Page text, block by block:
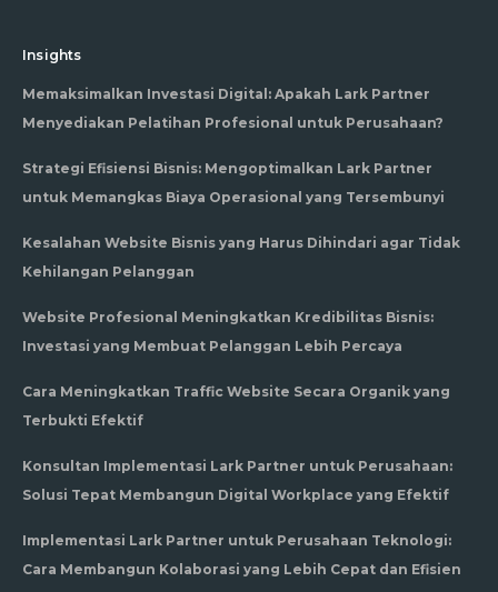
Insights
Memaksimalkan Investasi Digital: Apakah Lark Partner
Menyediakan Pelatihan Profesional untuk Perusahaan?
Strategi Efisiensi Bisnis: Mengoptimalkan Lark Partner
untuk Memangkas Biaya Operasional yang Tersembunyi
Kesalahan Website Bisnis yang Harus Dihindari agar Tidak
Kehilangan Pelanggan
Website Profesional Meningkatkan Kredibilitas Bisnis:
Investasi yang Membuat Pelanggan Lebih Percaya
Cara Meningkatkan Traffic Website Secara Organik yang
Terbukti Efektif
Konsultan Implementasi Lark Partner untuk Perusahaan:
Solusi Tepat Membangun Digital Workplace yang Efektif
Implementasi Lark Partner untuk Perusahaan Teknologi:
Cara Membangun Kolaborasi yang Lebih Cepat dan Efisien